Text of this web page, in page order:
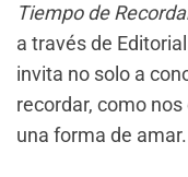
Tiempo de
a través de
invita no solo a
recordar, como
una forma de amar.